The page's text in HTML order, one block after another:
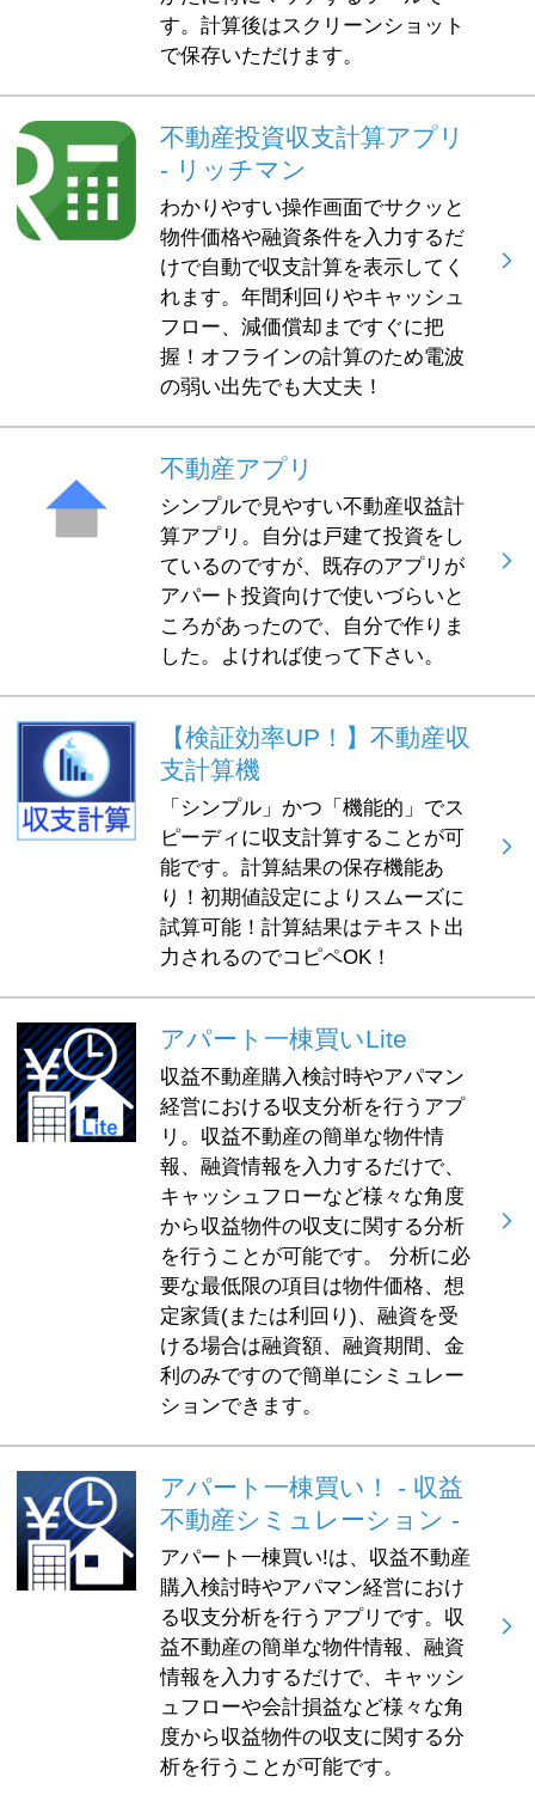
す。計算後はスクリーンショット
で保存いただけます。
不動産投資収支計算アプリ
- リッチマン
わかりやすい操作画面でサクッと
物件価格や融資条件を入力するだ
けで自動で収支計算を表示してく
れます。年間利回りやキャッシュ
フロー、減価償却まですぐに把
握！オフラインの計算のため電波
の弱い出先でも大丈夫！
不動産アプリ
シンプルで見やすい不動産収益計
算アプリ。自分は戸建て投資をし
ているのですが、既存のアプリが
アパート投資向けで使いづらいと
ころがあったので、自分で作りま
した。よければ使って下さい。
【検証効率UP！】不動産収
支計算機
「シンプル」かつ「機能的」でス
ピーディに収支計算することが可
能です。計算結果の保存機能あ
り！初期値設定によりスムーズに
試算可能！計算結果はテキスト出
力されるのでコピペOK！
アパート一棟買いLite
収益不動産購入検討時やアパマン
経営における収支分析を行うアプ
リ。収益不動産の簡単な物件情
報、融資情報を入力するだけで、
キャッシュフローなど様々な角度
から収益物件の収支に関する分析
を行うことが可能です。 分析に必
要な最低限の項目は物件価格、想
定家賃(または利回り)、融資を受
ける場合は融資額、融資期間、金
利のみですので簡単にシミュレー
ションできます。
アパート一棟買い！ - 収益
不動産シミュレーション -
アパート一棟買い!は、収益不動産
購入検討時やアパマン経営におけ
る収支分析を行うアプリです。収
益不動産の簡単な物件情報、融資
情報を入力するだけで、キャッシ
ュフローや会計損益など様々な角
度から収益物件の収支に関する分
析を行うことが可能です。